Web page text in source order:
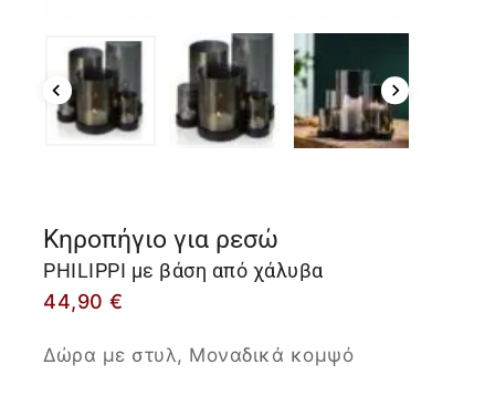
Κηροπήγιο για ρεσώ
PHILIPPI με βάση από χάλυβα
44,90 €
Δώρα με στυλ, Μοναδικά κομψό